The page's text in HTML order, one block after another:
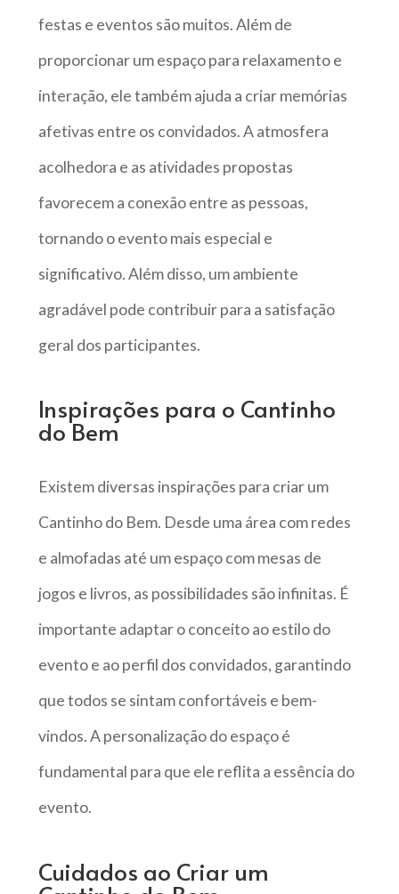
festas e eventos são muitos. Além de
proporcionar um espaço para relaxamento e
interação, ele também ajuda a criar memórias
afetivas entre os convidados. A atmosfera
acolhedora e as atividades propostas
favorecem a conexão entre as pessoas,
tornando o evento mais especial e
significativo. Além disso, um ambiente
agradável pode contribuir para a satisfação
geral dos participantes.
Inspirações para o Cantinho
do Bem
Existem diversas inspirações para criar um
Cantinho do Bem. Desde uma área com redes
e almofadas até um espaço com mesas de
jogos e livros, as possibilidades são infinitas. É
importante adaptar o conceito ao estilo do
evento e ao perfil dos convidados, garantindo
que todos se sintam confortáveis e bem-
vindos. A personalização do espaço é
fundamental para que ele reflita a essência do
evento.
Cuidados ao Criar um